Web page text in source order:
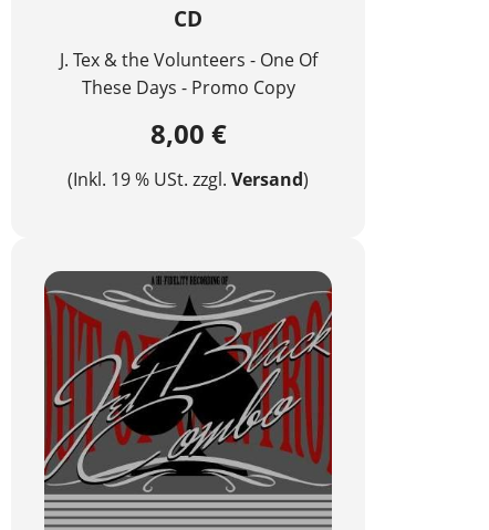
CD
J. Tex & the Volunteers - One Of
These Days - Promo Copy
8,00 €
(Inkl. 19 % USt. zzgl. Versand)